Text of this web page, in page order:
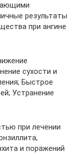
результаты
при ангине
сухости и
Быстрое
Устранение
при лечении
и поражений